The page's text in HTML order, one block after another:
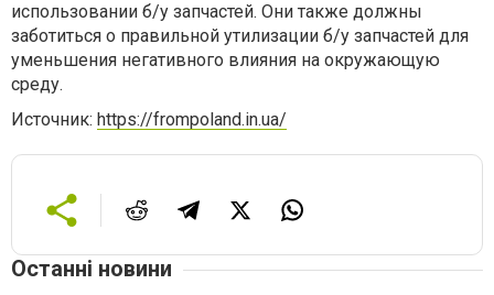
использовании б/у запчастей. Они также должны
заботиться о правильной утилизации б/у запчастей для
уменьшения негативного влияния на окружающую
среду.
Источник: https://frompoland.in.ua/
Останні новини